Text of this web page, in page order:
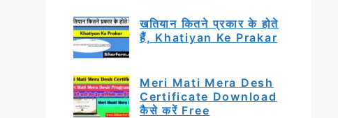
खतियान कितने प्रकार के होते
हैं, Khatiyan Ke Prakar
Meri Mati Mera Desh
Certificate Download
कैसे करें Free